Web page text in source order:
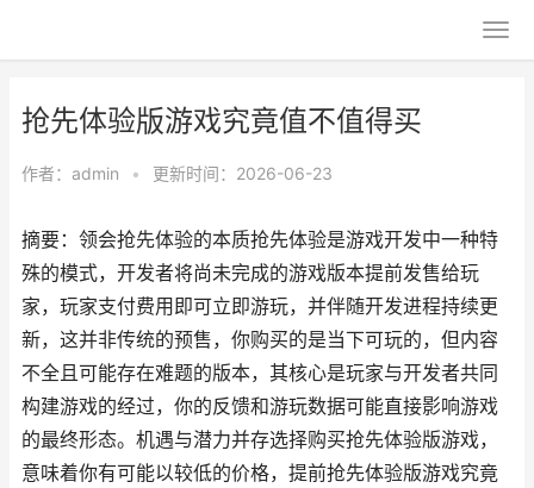
抢先体验版游戏究竟值不值得买
作者： admin • 更新时间：2026-06-23
摘要：领会抢先体验的本质抢先体验是游戏开发中一种特
殊的模式，开发者将尚未完成的游戏版本提前发售给玩
家，玩家支付费用即可立即游玩，并伴随开发进程持续更
新，这并非传统的预售，你购买的是当下可玩的，但内容
不全且可能存在难题的版本，其核心是玩家与开发者共同
构建游戏的经过，你的反馈和游玩数据可能直接影响游戏
的最终形态。机遇与潜力并存选择购买抢先体验版游戏，
意味着你有可能以较低的价格，提前抢先体验版游戏究竟